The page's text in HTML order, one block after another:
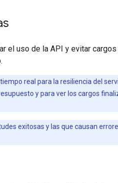
el uso de la API y evitar
real para la resiliencia del
y para ver los cargos
exitosas y las que causan